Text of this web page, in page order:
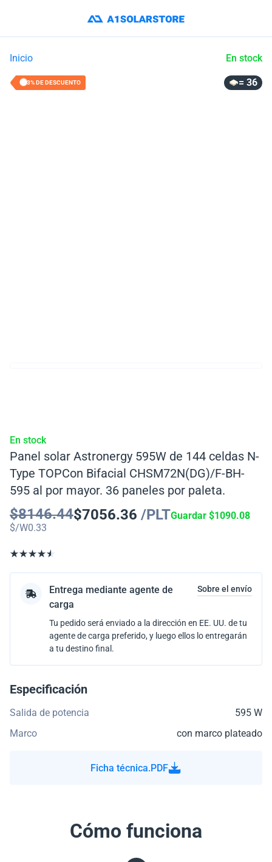
Inicio En stock
13% DE DESCUENTO = 36
En stock
Panel solar Astronergy 595W de 144 celdas N-
Type TOPCon Bifacial CHSM72N(DG)/F-BH-
595 al por mayor. 36 paneles por paleta.
$8146.44$7056.36 /PLTGuardar $1090.08
$/W0.33
Entrega mediante agente de
carga
Sobre el envío
Tu pedido será enviado a la dirección en EE. UU. de tu
agente de carga preferido, y luego ellos lo entregarán
a tu destino final.
Especificación
Salida de potencia
595 W
Marco
con marco plateado
Ficha técnica.PDF
Cómo funciona